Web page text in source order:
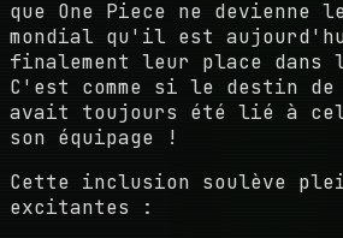
que One Piece ne devienne le
mondial qu'il est
finalement leur place
C'est comme si le destin
avait toujours été lié à
son équipage !
Cette inclusion soulève
excitantes :